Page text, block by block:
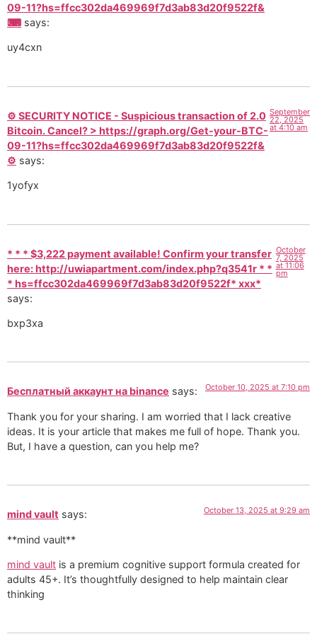
09-11?hs=ffcc302da469969f7d3ab83d20f9522f&
⌨ says:
uy4cxn
⚙ SECURITY NOTICE - Suspicious transaction of 2.0
Bitcoin. Cancel? > https://graph.org/Get-your-BTC-
09-11?hs=ffcc302da469969f7d3ab83d20f9522f&
⚙ says:
September
22, 2025
at 4:10 am
1yofyx
* * * $3,222 payment available! Confirm your transfer
here: http://uwiapartment.com/index.php?q3541r * *
* hs=ffcc302da469969f7d3ab83d20f9522f* ххх*
says:
October
7, 2025
at 11:06
pm
bxp3xa
Бесплатный аккаунт на binance says: October 10, 2025 at 7:10 pm
Thank you for your sharing. I am worried that I lack creative
ideas. It is your article that makes me full of hope. Thank you.
But, I have a question, can you help me?
mind vault says: October 13, 2025 at 9:29 am
**mind vault**
mind vault is a premium cognitive support formula created for
adults 45+. It’s thoughtfully designed to help maintain clear
thinking